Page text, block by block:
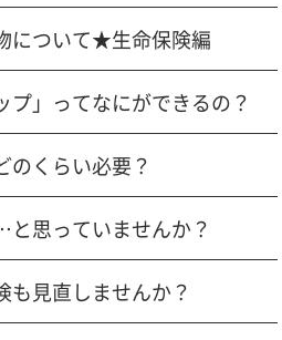
について★生命保険編
プ」ってなにができるの？
のくらい必要？
思っていませんか？
も見直しませんか？